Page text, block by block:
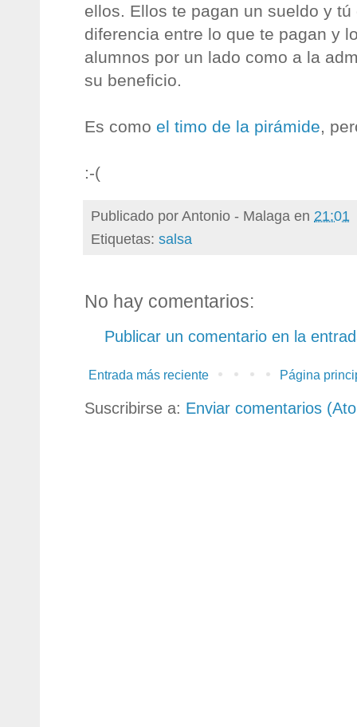
ellos. Ellos te pagan un sueldo y
diferencia entre lo que te pagan y
alumnos por un lado como a la
su beneficio.
Es como el timo de la pirámide ,
:-(
Publicado porAntonio - Malaga en 21:01
Etiquetas: salsa
No hay comentarios:
Publicar un comentario en la
Entrada más reciente Página
Suscribirse a: Enviar comentarios